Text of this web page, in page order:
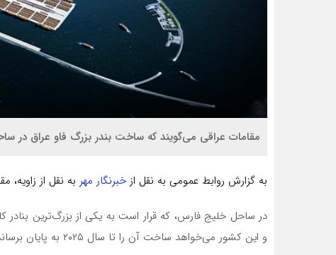
مقامات عراقی می‌گویند که ساخت بندر بزرگ فاو عراق در ساحل خلیج فارس ۸۰ درصد
به گزارش روابط عمومی به نقل از خبرنگار مهر به نقل از زاویه،
و این کشور می‌خواهد ساخت آن را تا سال ۲۰۲۵ به پایان برساند.